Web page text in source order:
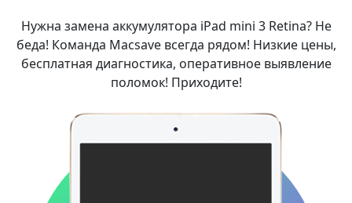
Нужна замена аккумулятора iPad mini 3 Retina? Не
беда! Команда Macsave всегда рядом! Низкие цены,
бесплатная диагностика, оперативное выявление
поломок! Приходите!